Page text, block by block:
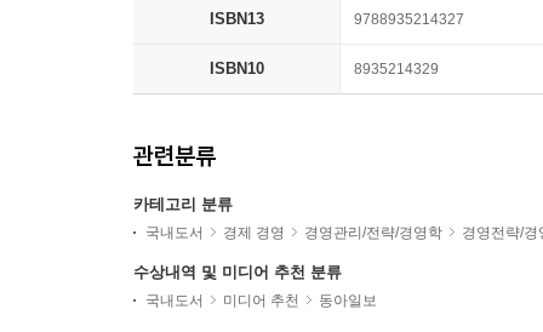
ISBN13 9788935214327
ISBN10 8935214329
관련분류
카테고리 분류
국내도서 경제 경영 경영관리/전략/경영학 경영전략/경
수상내역 및 미디어 추천 분류
국내도서 미디어 추천 동아일보